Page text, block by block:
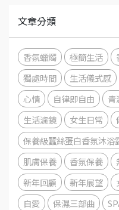
文章分類
香氛蠟燭 極簡生活
獨處時間
生活儀式感
心情
自律即自由 青
生活濾鏡
女生日常
保養級蠶絲蛋白香氛沐浴
肌膚保養
香氛保養
新年回顧
新年展望
自愛
保濕三部曲